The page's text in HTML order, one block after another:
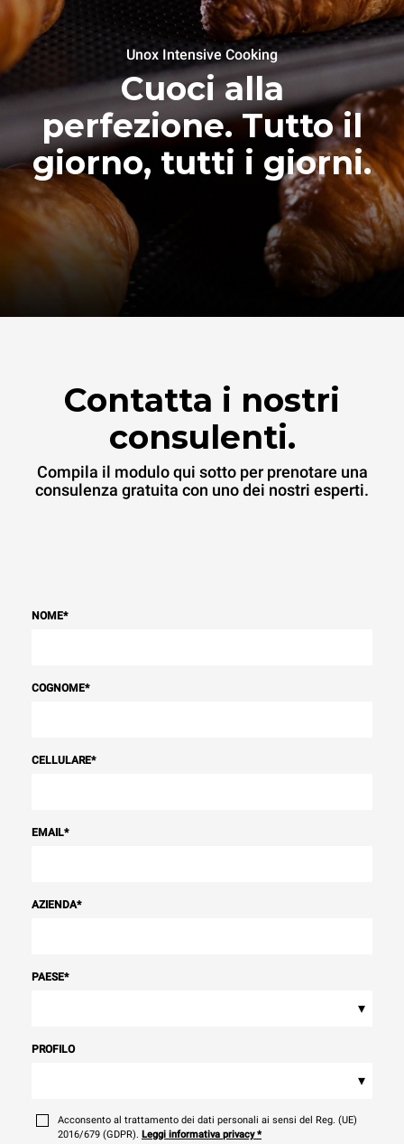
Unox Intensive Cooking
Cuoci alla
perfezione. Tutto il
giorno, tutti i giorni.
Contatta i nostri
consulenti.
Compila il modulo qui sotto per prenotare una
consulenza gratuita con uno dei nostri esperti.
NOME*
COGNOME*
CELLULARE*
EMAIL*
AZIENDA*
PAESE*
▾
PROFILO
▾
Acconsento al trattamento dei dati personali ai sensi del Reg. (UE)
2016/679 (GDPR). Leggi informativa privacy*